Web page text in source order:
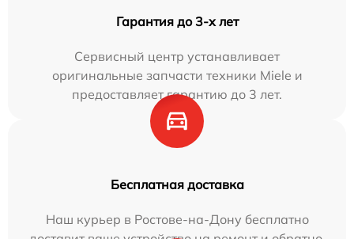
Гарантия до 3-х лет
Сервисный центр устанавливает
оригинальные запчасти техники Miele и
предоставляет гарантию до 3 лет.
Бесплатная доставка
Наш курьер в Ростове-на-Дону бесплатно